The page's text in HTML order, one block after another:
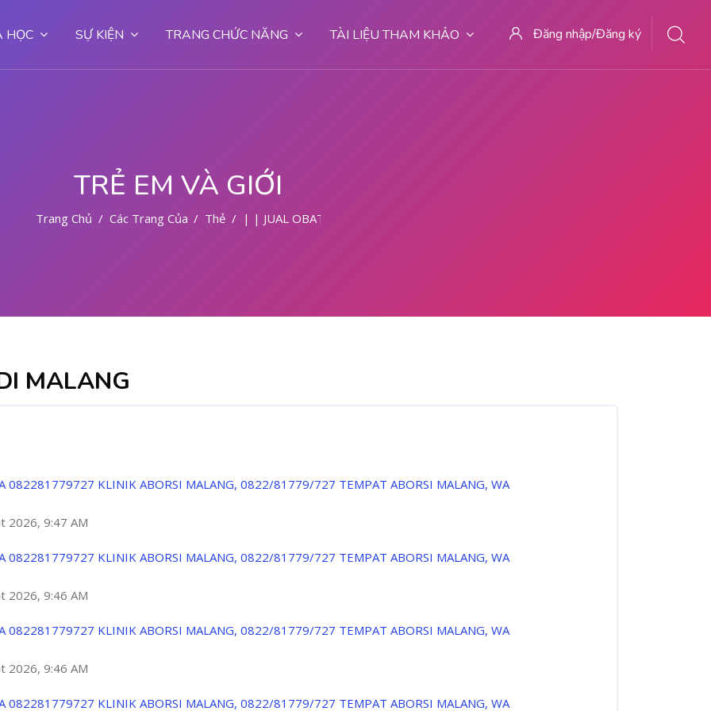
HỌC SỰ KIỆN TRANG CHỨC NĂNG TÀI LIỆU THAM KHẢO Đăng nhập/Đăng ký
TRẺ EM VÀ GIỚI
Trang Chủ Các Trang Của Hệ Thống
Thẻ | | JUAL OBAT ABORSI DI MALANG
MALANG
082281779727 KLINIK ABORSI MALANG, 0822/81779/727 TEMPAT ABORSI MALANG, WA
2026, 9:47 AM
082281779727 KLINIK ABORSI MALANG, 0822/81779/727 TEMPAT ABORSI MALANG, WA
2026, 9:46 AM
082281779727 KLINIK ABORSI MALANG, 0822/81779/727 TEMPAT ABORSI MALANG, WA
2026, 9:46 AM
082281779727 KLINIK ABORSI MALANG, 0822/81779/727 TEMPAT ABORSI MALANG, WA